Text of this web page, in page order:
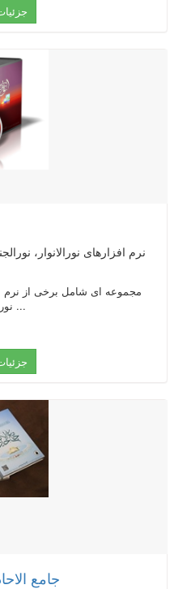
نرم افزارهای نورالانوار،
نور الجنان، فیش تبلیغ، قرآن همراه نور و ...
جامع الاحادیث